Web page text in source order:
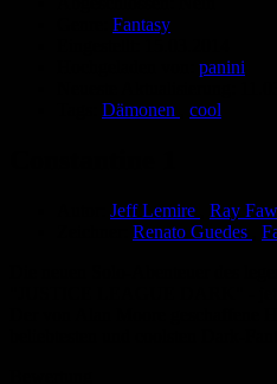
Fantasy
panini
Dämonen cool
Jeff Lemire
Ray
Renato Guedes